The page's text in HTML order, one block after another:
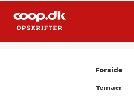
Forside
Temaer